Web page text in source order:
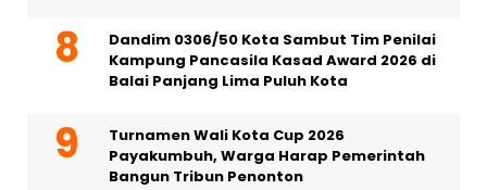
Dandim 0306/50 Kota Sambut Tim Penilai
Kampung Pancasila Kasad Award 2026 di
Balai Panjang Lima Puluh Kota
Turnamen Wali Kota Cup 2026
Payakumbuh, Warga Harap Pemerintah
Bangun Tribun Penonton